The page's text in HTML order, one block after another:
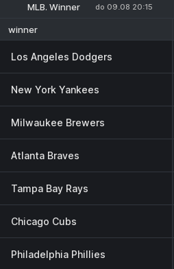
MLB. Winner do 09.08 20:15
winner
Los Angeles Dodgers
New York Yankees
Milwaukee Brewers
Atlanta Braves
Tampa Bay Rays
Chicago Cubs
Philadelphia Phillies